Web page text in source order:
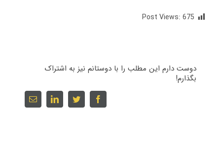
Post Views: 675
دوست دارم این مطلب را با دوستانم نیز به اشتراک
بگذارم!
facebook
twitter
linkedin
Email